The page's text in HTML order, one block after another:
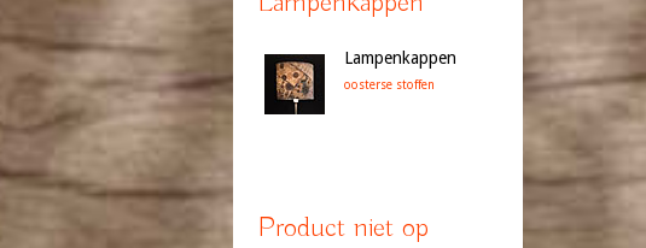
Lampenkappen
oosterse stoffen
Product niet op